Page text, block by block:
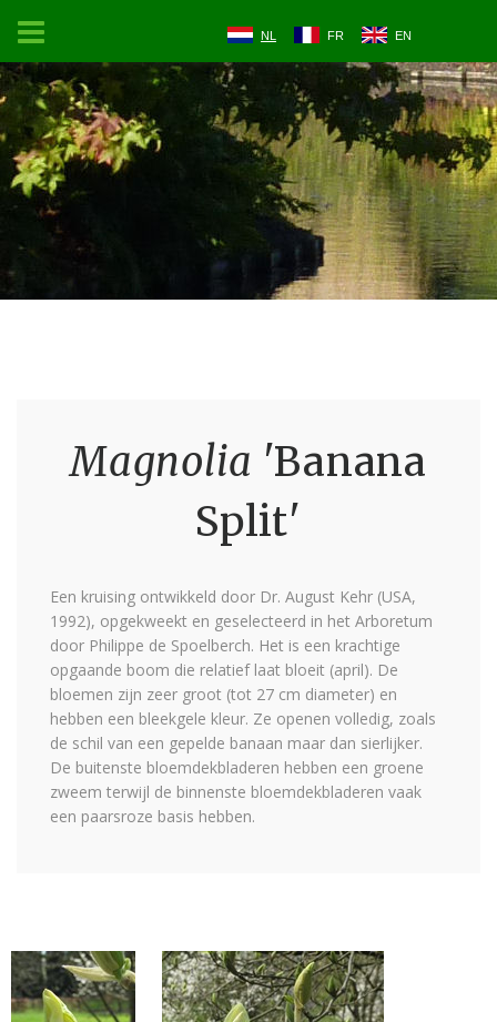
NL FR EN
Magnolia 'Banana
Split'
Een kruising ontwikkeld door Dr. August Kehr (USA,
1992), opgekweekt en geselecteerd in het Arboretum
door Philippe de Spoelberch. Het is een krachtige
opgaande boom die relatief laat bloeit (april). De
bloemen zijn zeer groot (tot 27 cm diameter) en
hebben een bleekgele kleur. Ze openen volledig, zoals
de schil van een gepelde banaan maar dan sierlijker.
De buitenste bloemdekbladeren hebben een groene
zweem terwijl de binnenste bloemdekbladeren vaak
een paarsroze basis hebben.